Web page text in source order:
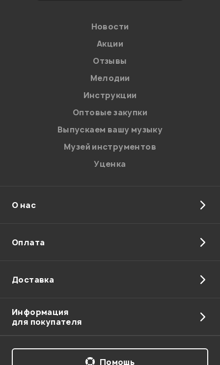
на обработку персональных данных в
персональных данных.
Введите проверочное число:
Новости
Акции
Отзывы
Мелодии
Инструкции
Оптовые закупки
Выпускаем вашу музыку
Музей инструментов
Уценка
О нас
Оплата
Доставка
Информация
для покупателя
Помощь